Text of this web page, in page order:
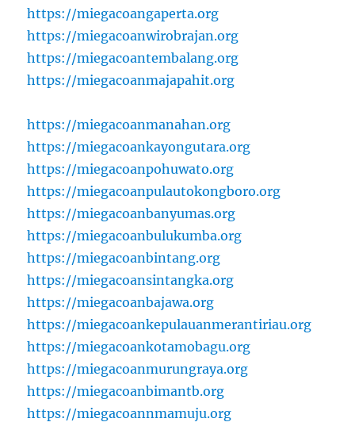
https://miegacoangaperta.org
https://miegacoanwirobrajan.org
https://miegacoantembalang.org
https://miegacoanmajapahit.org
https://miegacoanmanahan.org
https://miegacoankayongutara.org
https://miegacoanpohuwato.org
https://miegacoanpulautokongboro.org
https://miegacoanbanyumas.org
https://miegacoanbulukumba.org
https://miegacoanbintang.org
https://miegacoansintangka.org
https://miegacoanbajawa.org
https://miegacoankepulauanmerantiriau.org
https://miegacoankotamobagu.org
https://miegacoanmurungraya.org
https://miegacoanbimantb.org
https://miegacoannmamuju.org